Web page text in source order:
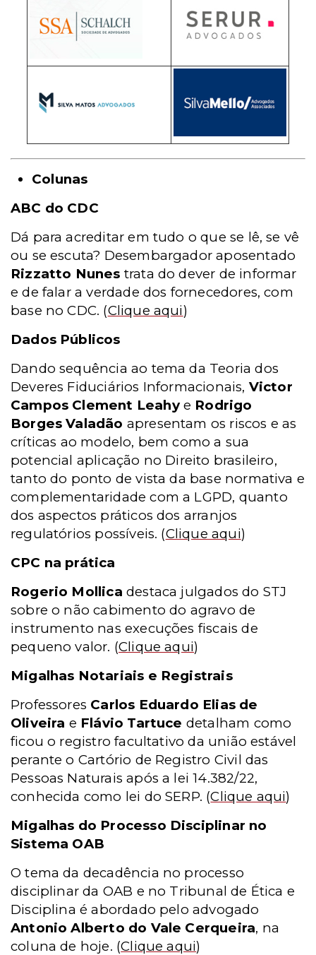
Colunas
ABC do CDC
Dá para acreditar em tudo o que se lê, se vê
ou se escuta? Desembargador aposentado
Rizzatto Nunes trata do dever de informar
e de falar a verdade dos fornecedores, com
base no CDC. (Clique aqui)
Dados Públicos
Dando sequência ao tema da Teoria dos
Deveres Fiduciários Informacionais, Victor
Campos Clement Leahye Rodrigo
Borges Valadão apresentam os riscos e as
críticas ao modelo, bem como a sua
potencial aplicação no Direito brasileiro,
tanto do ponto de vista da base normativa e
complementaridade com a LGPD, quanto
dos aspectos práticos dos arranjos
regulatórios possíveis. (Clique aqui)
CPC na prática
Rogerio Mollica destaca julgados do STJ
sobre o não cabimento do agravo de
instrumento nas execuções fiscais de
pequeno valor. (Clique aqui)
Migalhas Notariais e Registrais
Professores Carlos Eduardo Elias de
Oliveira e Flávio Tartuce detalham como
ficou o registro facultativo da união estável
perante o Cartório de Registro Civil das
Pessoas Naturais após a lei 14.382/22,
conhecida como lei do SERP. (Clique aqui)
Migalhas do Processo Disciplinar no
Sistema OAB
O tema da decadência no processo
disciplinar da OAB e no Tribunal de Ética e
Disciplina é abordado pelo advogado
Antonio Alberto do Vale Cerqueira, na
coluna de hoje. (Clique aqui)